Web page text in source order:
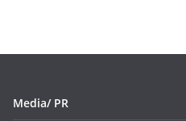
Media/ PR